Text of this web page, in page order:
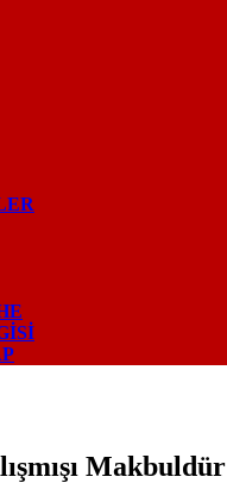
Makbuldür